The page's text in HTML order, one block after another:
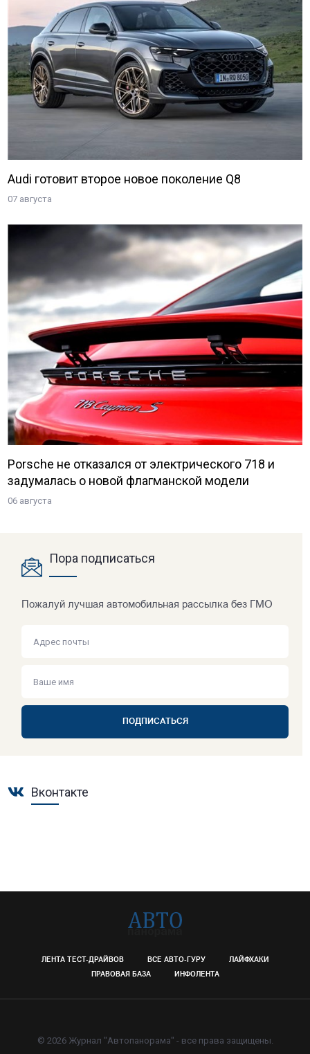
Audi готовит второе новое поколение Q8
07 августа
Porsche не отказался от электрического 718 и
задумалась о новой флагманской модели
06 августа
Пора подписаться
Пожалуй лучшая автомобильная рассылка без ГМО
ПОДПИСАТЬСЯ
Вконтакте
ЛЕНТА ТЕСТ-ДРАЙВОВ ВСЕ АВТО-ГУРУ
ЛАЙФХАКИ
ПРАВОВАЯ БАЗА
ИНФОЛЕНТА
© 2026 Журнал "Автопанорама" - все права защищены.